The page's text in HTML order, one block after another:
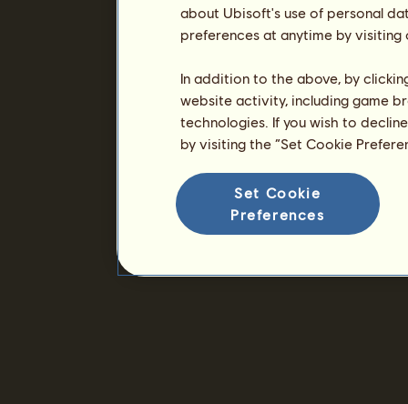
about Ubisoft's use of personal
preferences at anytime by
In addition to the above, by
website activity, including game
technologies. If you wish to
by visiting the “Set Cookie
Set Cookie
Preferences